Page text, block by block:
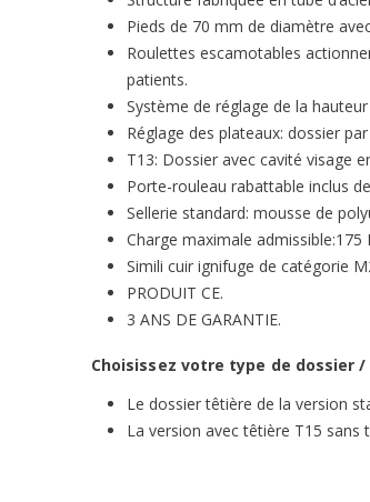
Pieds de 70 mm de diamètre
Roulettes escamotables
patients.
Système de réglage de la
Réglage des plateaux: dossier
T13: Dossier avec cavité visage
Porte-rouleau rabattable inclus
Sellerie standard: mousse de
Charge maximale admissible:175
Simili cuir ignifuge de catégorie
PRODUIT CE.
3 ANS DE GARANTIE.
Choisissez votre type de dossier
Le dossier têtière de la version
La version avec têtière T15 sans